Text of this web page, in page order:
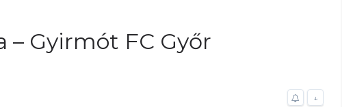
– Gyirmót FC Győr
↓